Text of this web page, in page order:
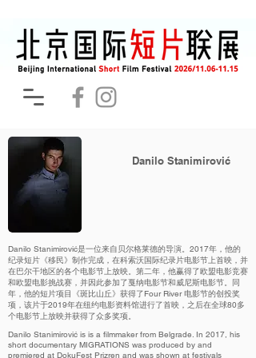
Danilo Stanimirović
Danilo Stanimirović是一位来自贝尔格莱德的导演。2017年，他的
纪录短片《移民》制作完成，在科索沃国际纪录片电影节上首映，并
在巴尔干地区的各个电影节上放映。第二年，他赢得了欧盟电影竞赛
和欧盟电影挑战赛，并因此参加了戛纳电影节和威尼斯电影节。同
年，他的短片项目《斑比山丘》获得了Four River 电影节的创投奖
项，该片于2019年在纽约电影资料馆进行了首映，之后在全球80多
个电影节上放映并获得了众多奖项。
Danilo Stanimirović is is a filmmaker from Belgrade. In 2017, his
short documentary MIGRATIONS was produced by and
premiered at DokuFest Prizren and was shown at festivals